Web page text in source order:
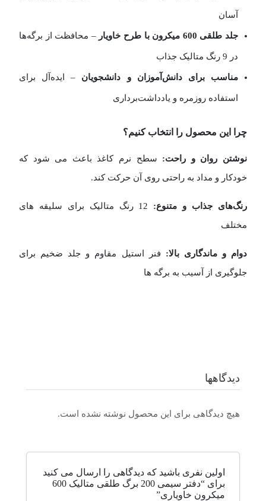
آسان
جلد طلقی 600 میکرون با طرح خاویار – محافظت از برگه‌ها
در 9 رنگ متالیک جذاب
مناسب برای دانش‌آموزان و دانشجویان – ایده‌آل برای
استفاده روزمره و یادداشت‌برداری
چرا این محصول را انتخاب کنیم؟
نوشتن روان و راحت: سطح نرم کاغذ باعث می‌ شود که
خودکار و مداد به‌ راحتی روی آن حرکت کند.
رنگ‌های جذاب و متنوع:
12 رنگ متالیک برای سلیقه‌ های
مختلف
دوام و ماندگاری بالا: فنر استیل مقاوم و جلد ضخیم برای
جلوگیری از آسیب به برگه‌ ها
دیدگاهها
هیچ دیدگاهی برای این محصول نوشته نشده است.
اولین نفری باشید که دیدگاهی را ارسال می کنید
برای “دفتر سیمی 200 برگ طلقی متالیک 600
میکرون خاویاری”